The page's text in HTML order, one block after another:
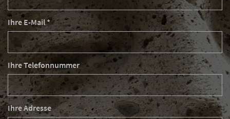
Ihre E-Mail *
Ihre Telefonnummer
Ihre Adresse